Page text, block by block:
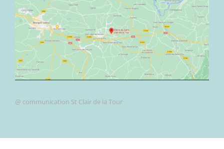
@ communication St Clair de la Tour